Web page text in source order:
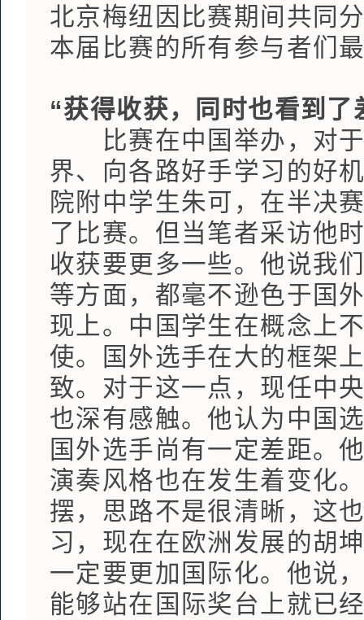
北京梅纽因比赛期间共同
本届比赛的所有参与者们
“获得收获，同时也看到了
比赛在中国举办，对于
界、向各路好手学习的好
院附中学生朱可，在半决
了比赛。但当笔者采访他
收获要更多一些。他说我
等方面，都毫不逊色于国
现上。中国学生在概念上
使。国外选手在大的框架
致。对于这一点，现任中
也深有感触。他认为中国
国外选手尚有一定差距。
演奏风格也在发生着变化
摆，思路不是很清晰，这
习，现在在欧洲发展的胡
一定要更加国际化。他说
能够站在国际奖台上就已